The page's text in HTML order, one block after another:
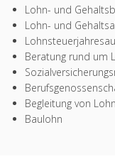
Lohn- und
Lohn- und
Beratung rund um
Begleitung von
Baulohn